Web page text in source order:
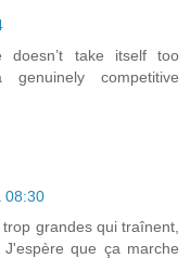
take itself too
competitive
08:30
grandes qui traînent,
que ça marche